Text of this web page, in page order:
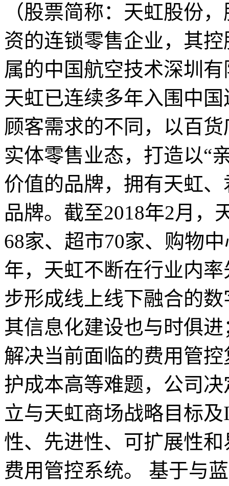
（股票简称：天虹股份
资的连锁零售企业，其
属的中国航空技术深圳
天虹已连续多年入围中
顾客需求的不同，以百
实体零售业态，打造以“
价值的品牌，拥有天虹
品牌。截至2018年2月，
68家、超市70家、购物
年，天虹不断在行业内
步形成线上线下融合的
其信息化建设也与时俱
解决当前面临的费用管
护成本高等难题，公司
立与天虹商场战略目标
性、先进性、可扩展性
费用管控系统。 基于与